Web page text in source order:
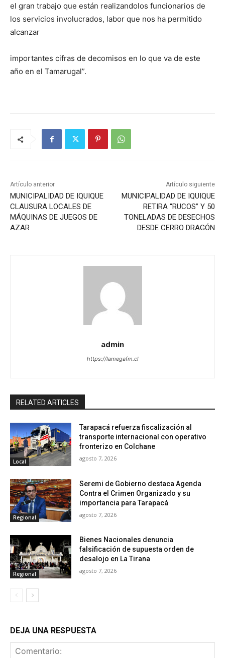
el gran trabajo que están realizandolos funcionarios de
los servicios involucrados, labor que nos ha permitido
alcanzar
importantes cifras de decomisos en lo que va de este
año en el Tamarugal”.
Artículo anterior
MUNICIPALIDAD DE IQUIQUE
CLAUSURA LOCALES DE
MÁQUINAS DE JUEGOS DE
AZAR
Artículo siguiente
MUNICIPALIDAD DE IQUIQUE
RETIRA “RUCOS” Y 50
TONELADAS DE DESECHOS
DESDE CERRO DRAGÓN
admin
https://lamegafm.cl
RELATED ARTICLES
Local
Tarapacá refuerza fiscalización al
transporte internacional con operativo
fronterizo en Colchane
agosto 7, 2026
Regional
Seremi de Gobierno destaca Agenda
Contra el Crimen Organizado y su
importancia para Tarapacá
agosto 7, 2026
Regional
Bienes Nacionales denuncia
falsificación de supuesta orden de
desalojo en La Tirana
agosto 7, 2026
DEJA UNA RESPUESTA